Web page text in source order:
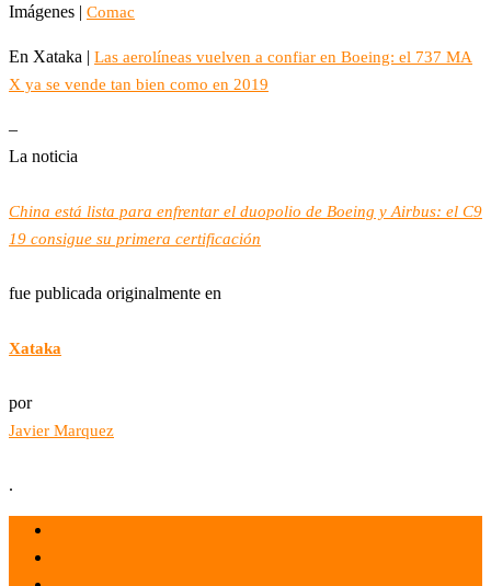
Imágenes | Comac
En Xataka | Las aerolíneas vuelven a confiar en Boeing: el 737 MA
X ya se vende tan bien como en 2019
–
La noticia
China está lista para enfrentar el duopolio de Boeing y Airbus: el C9
19 consigue su primera certificación
fue publicada originalmente en
Xataka
por
Javier Marquez
.